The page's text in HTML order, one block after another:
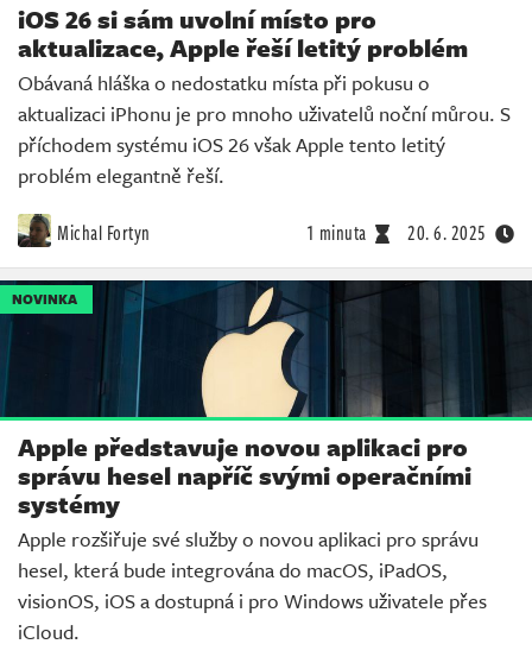
iOS 26 si sám uvolní místo pro
aktualizace, Apple řeší letitý problém
Obávaná hláška o nedostatku místa při pokusu o
aktualizaci iPhonu je pro mnoho uživatelů noční můrou. S
příchodem systému iOS 26 však Apple tento letitý
problém elegantně řeší.
Michal Fortyn 1 minuta 20. 6. 2025
NOVINKA
Apple představuje novou aplikaci pro
správu hesel napříč svými operačními
systémy
Apple rozšiřuje své služby o novou aplikaci pro správu
hesel, která bude integrována do macOS, iPadOS,
visionOS, iOS a dostupná i pro Windows uživatele přes
iCloud.